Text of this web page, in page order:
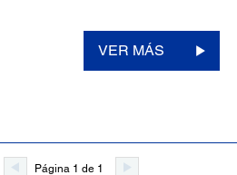
VER MÁS
Página 1 de 1